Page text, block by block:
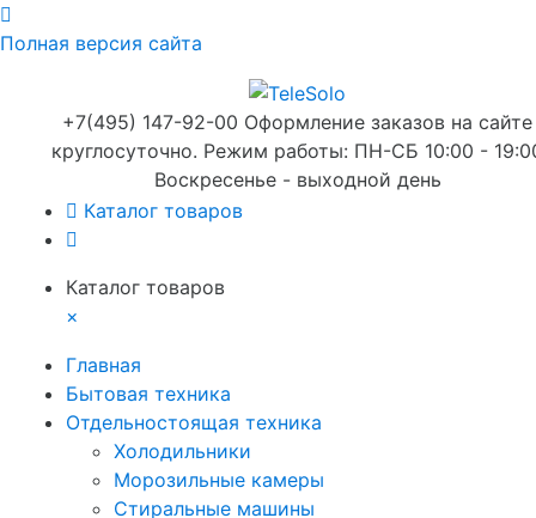
Полная версия сайта
+7(495) 147-92-00 Оформление заказов на сайте
круглосуточно. Режим работы: ПН-СБ 10:00 -
Воскресенье - выходной день
Каталог товаров
Каталог товаров
×
Главная
Бытовая техника
Отдельностоящая техника
Холодильники
Морозильные камеры
Стиральные машины